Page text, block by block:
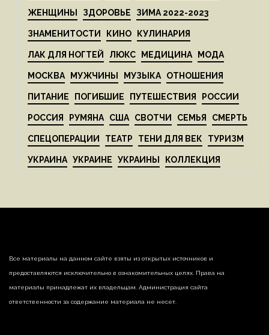
ЖЕНЩИНЫ ЗДОРОВЬЕ ЗИМА 2022-2023
ЗНАМЕНИТОСТИ КИНО КУЛИНАРИЯ
ЛАК ДЛЯ НОГТЕЙ ЛЮКС МЕДИЦИНА МОДА
МОСКВА МУЖЧИНЫ МУЗЫКА ОТНОШЕНИЯ
ПИТАНИЕ ПОГИБШИЕ ПУТЕШЕСТВИЯ РОССИИ
РОССИЯ РУМЯНА США СВОТЧИ СЕМЬЯ СМЕРТЬ
СПЕЦОПЕРАЦИИ ТЕАТР ТЕНИ ДЛЯ ВЕК ТУРИЗМ
УКРАИНА УКРАИНЕ УКРАИНЫ КОЛЛЕКЦИЯ
Все материалы на данном сайте взяты из открытых источников и
предоставляются исключительно в ознакомительных целях. Права на
материалы принадлежат их владельцам. Администрация сайта
ответственности за содержание материала не несет.